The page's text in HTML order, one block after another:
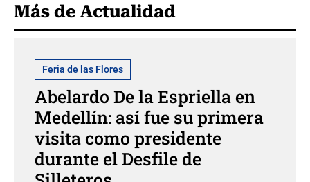
Más de Actualidad
Feria de las Flores
Abelardo De la Espriella en
Medellín: así fue su primera
visita como presidente
durante el Desfile de